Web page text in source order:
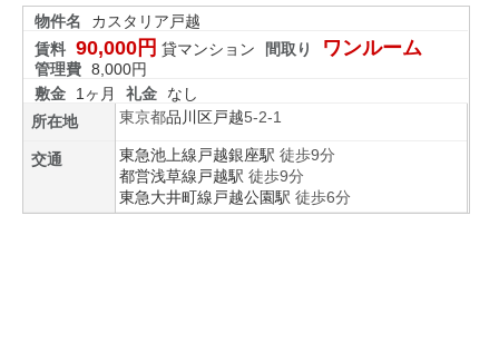
物件名
カスタリア戸越
賃料 90,000円 貸マンション 間取り ワンルーム
管理費 8,000円
敷金
1ヶ月 礼金
なし
所在地
東京都品川区戸越5-2-1
交通 東急池上線 戸越銀座駅 徒歩9分
都営浅草線 戸越駅 徒歩9分
東急大井町線 戸越公園駅 徒歩6分